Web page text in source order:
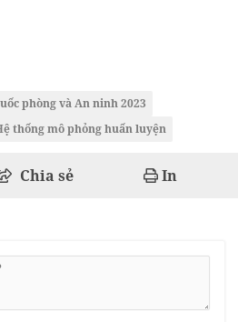
phòng và An ninh 2023
thống mô phỏng huấn luyện
Chia sẻ In